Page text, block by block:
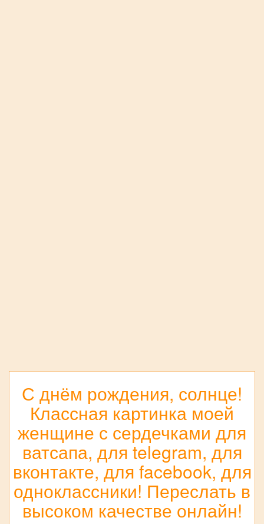
С днём рождения, солнце!
Классная картинка моей
женщине с сердечками для
ватсапа, для telegram, для
вконтакте, для facebook, для
одноклассники! Переслать в
высоком качестве онлайн!